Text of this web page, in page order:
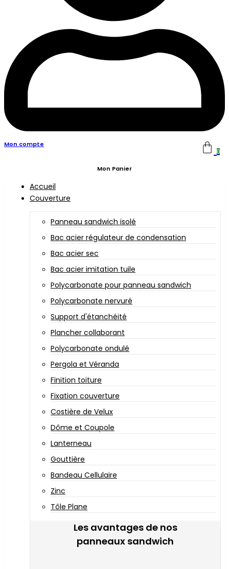
Mon compte
0
Mon Panier
Accueil
Couverture
Panneau sandwich isolé
Bac acier régulateur de condensation
Bac acier sec
Bac acier imitation tuile
Polycarbonate pour panneau sandwich
Polycarbonate nervuré
Support d'étanchéité
Plancher collaborant
Polycarbonate ondulé
Pergola et Véranda
Finition toiture
Fixation couverture
Costière de Velux
Dôme et Coupole
Lanterneau
Gouttière
Bandeau Cellulaire
Zinc
Tôle Plane
Les avantages de nos
panneaux sandwich